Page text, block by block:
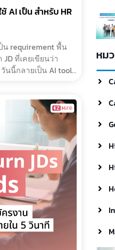
AI เป็น สำหรับ HR
น requirement พื้น
นนี้กลายเป็น AI tools
หม